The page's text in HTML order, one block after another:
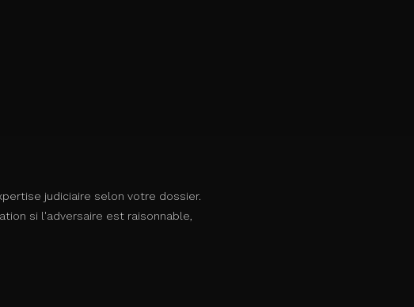
judiciaire selon votre dossier.
si l'adversaire est raisonnable,